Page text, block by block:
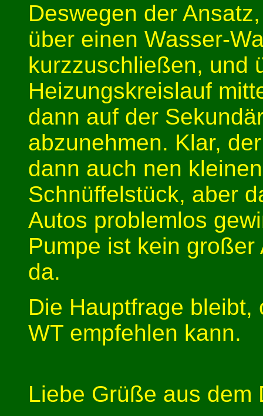
Deswegen der
über einen Wasser-
kurzzuschließen, und
Heizungskreislauf
dann auf der
abzunehmen. Klar,
dann auch nen
Schnüffelstück, aber
Autos problemlos
Pumpe ist kein
da.
Die Hauptfrage
WT empfehlen kann.
Liebe Grüße aus dem